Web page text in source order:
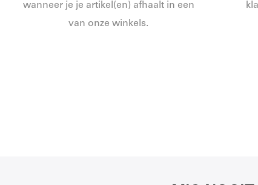
wanneer je je artikel(en) afhaalt in een
van onze winkels.